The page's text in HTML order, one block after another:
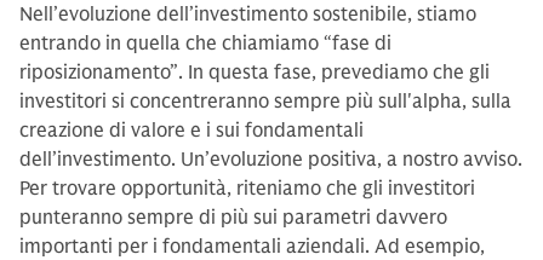
Nell’evoluzione dell’investimento sostenibile, stiamo
entrando in quella che chiamiamo “fase di
riposizionamento”. In questa fase, prevediamo che gli
investitori si concentreranno sempre più sull'alpha, sulla
creazione di valore e i sui fondamentali
dell’investimento. Un’evoluzione positiva, a nostro avviso.
Per trovare opportunità, riteniamo che gli investitori
punteranno sempre di più sui parametri davvero
importanti per i fondamentali aziendali. Ad esempio,